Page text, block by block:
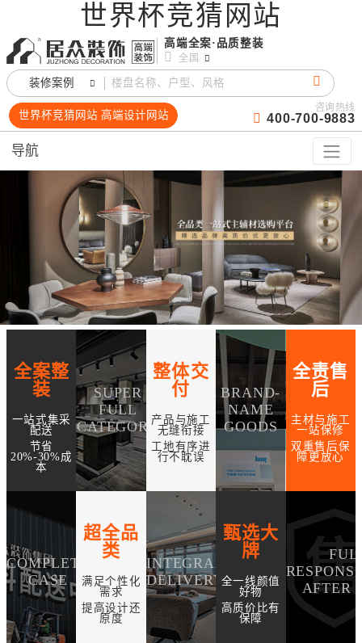
世界杯竞猜网站
高端全案·品质整装
全国
装修案例
世界杯竞猜网站 高端设计网站
咨询热线
400-700-9883
导航
全案整
装
一站式集采
配送
节省
20%-30%成
本
SUPER
FULL
CATEGORY
整体交
付
产品与施工
无缝衔接
工地有序进
行不耽误
BRAND-
NAME
GOODS
全责售
后
主材与施工
一站保修
双重售后保
障更放心
COMPLETE
CASE
超全品
类
满足个性化
需求
提高设计还
原度
INTEGRAL
DELIVERY
甄选大
牌
全一线颜值
好物
高质价比有
保障
AFTER